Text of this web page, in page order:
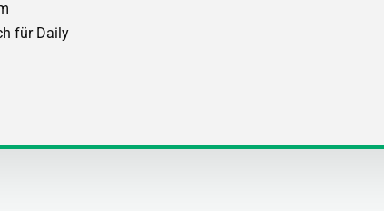
für Daily